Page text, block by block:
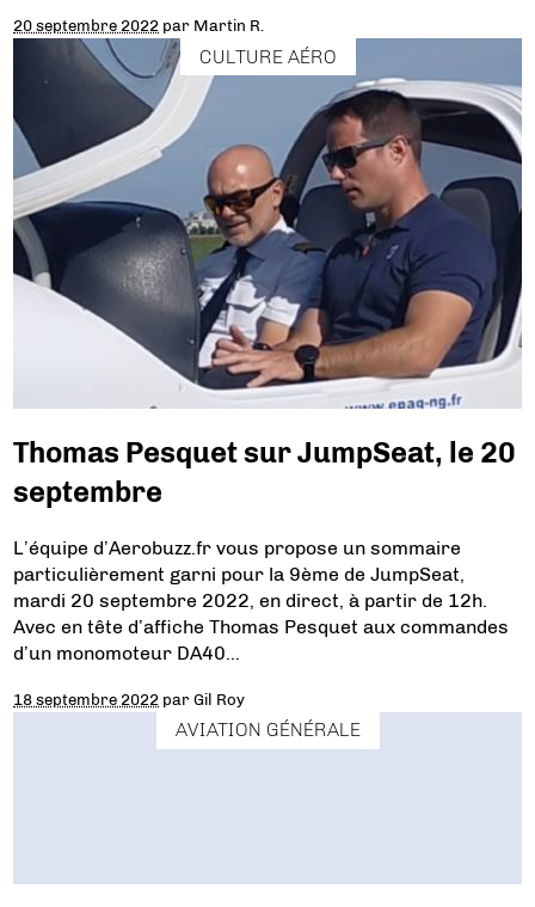
20 septembre 2022 par Martin R.
CULTURE AÉRO
Thomas Pesquet sur JumpSeat, le 20
septembre
L’équipe d’Aerobuzz.fr vous propose un sommaire
particulièrement garni pour la 9ème de JumpSeat,
mardi 20 septembre 2022, en direct, à partir de 12h.
Avec en tête d’affiche Thomas Pesquet aux commandes
d’un monomoteur DA40…
18 septembre 2022 parGil Roy
AVIATION GÉNÉRALE